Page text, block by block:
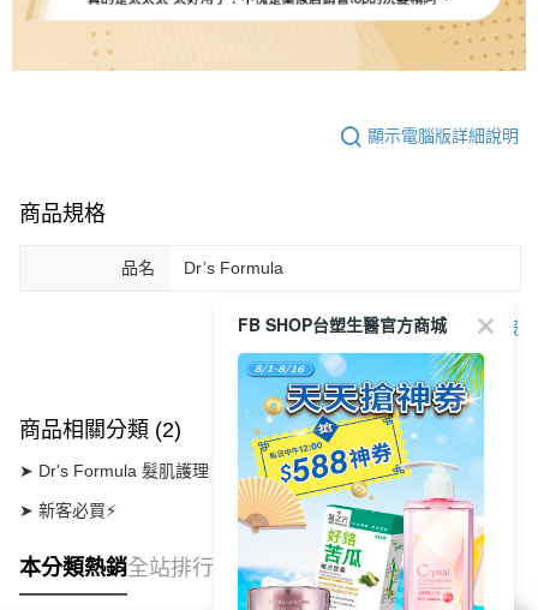
顯示電腦版詳細說明
商品規格
品名 Dr’s Formula
客服
商品相關分類 (2)
➤ Dr's Formula 髮肌護理 【頭皮護理】 髮根強化洗護系列
➤ 新客必買⚡
本分類熱銷全站排行
FB SHOP台塑生醫官方商城